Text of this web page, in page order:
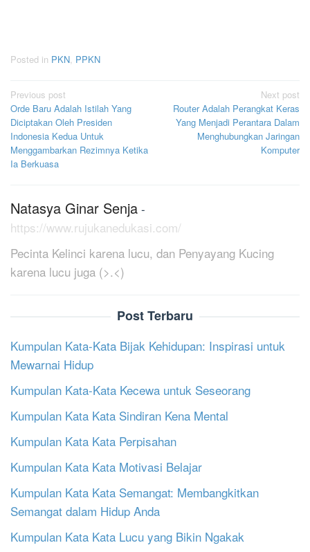
Posted in PKN, PPKN
Post
navigation
Previous post
Orde Baru Adalah Istilah Yang
Diciptakan Oleh Presiden
Indonesia Kedua Untuk
Menggambarkan Rezimnya Ketika
Ia Berkuasa
Next post
Router Adalah Perangkat Keras
Yang Menjadi Perantara Dalam
Menghubungkan Jaringan
Komputer
Natasya Ginar Senja -
https://www.rujukanedukasi.com/
Pecinta Kelinci karena lucu, dan Penyayang Kucing
karena lucu juga (>.<)
Post Terbaru
Kumpulan Kata-Kata Bijak Kehidupan: Inspirasi untuk
Mewarnai Hidup
Kumpulan Kata-Kata Kecewa untuk Seseorang
Kumpulan Kata Kata Sindiran Kena Mental
Kumpulan Kata Kata Perpisahan
Kumpulan Kata Kata Motivasi Belajar
Kumpulan Kata Kata Semangat: Membangkitkan
Semangat dalam Hidup Anda
Kumpulan Kata Kata Lucu yang Bikin Ngakak